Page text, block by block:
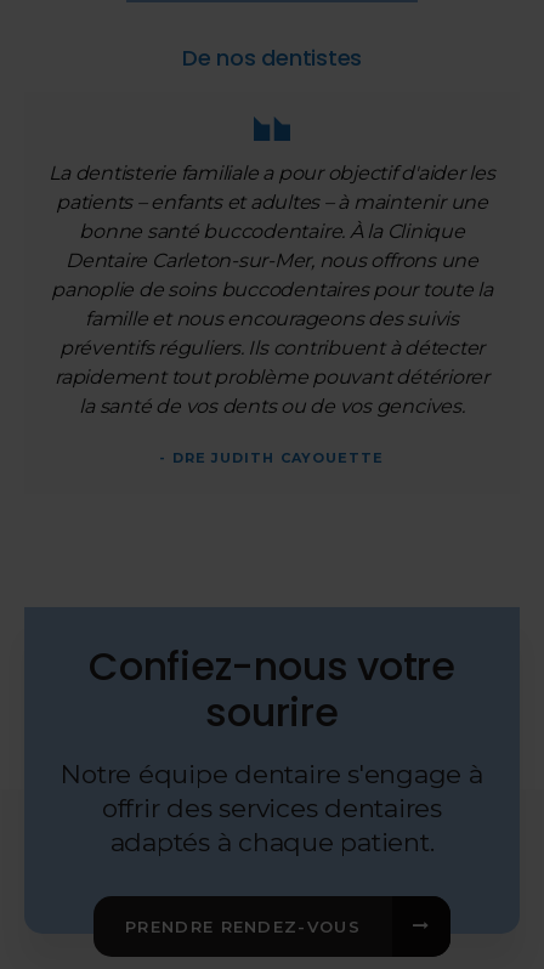
De nos dentistes
La dentisterie familiale a pour objectif d'aider les
patients – enfants et adultes – à maintenir une
bonne santé buccodentaire. À la Clinique
Dentaire Carleton-sur-Mer, nous offrons une
panoplie de soins buccodentaires pour toute la
famille et nous encourageons des suivis
préventifs réguliers. Ils contribuent à détecter
rapidement tout problème pouvant détériorer
la santé de vos dents ou de vos gencives.
- DRE JUDITH CAYOUETTE
Confiez-nous votre
sourire
Notre équipe dentaire s'engage à
offrir des services dentaires
adaptés à chaque patient.
PRENDRE RENDEZ-VOUS